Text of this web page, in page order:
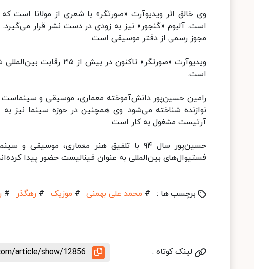
وی خالق اثر ویدیوآرت «صورتگر» با شعری از مولانا است
است. آلبوم «گنجور» نیز به زودی در دست نشر قرار می‌گیرد.
مجوز رسمی از دفتر موسیقی است.
ویدیوآرت «صورتگر»
است.
رامین حسین‌پور دانش‌آموخته معماری، موسیقی و سینماست
نوازنده شناخته می‌شود. وی همچنین در حوزه سینما نیز به
آرتیست مشغول به کار است.
فستیوال‌های بین‌المللی به عنوان فینالیست حضور پیدا
برچسب ها : # محمد علی بهمنی # موزیک # رهگذر #
لینک کوتاه : article/show/12856